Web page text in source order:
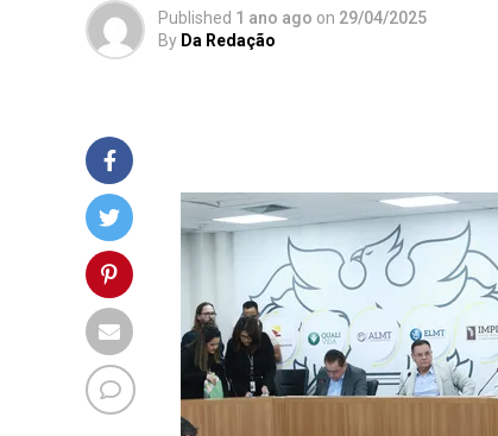
Published 1 ano ago on 29/04/2025
By Da Redação